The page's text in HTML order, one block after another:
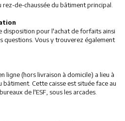
de-chaussée du bâtiment principal.
disposition pour l'achat de forfaits ainsi
questions. Vous y trouverez également
ligne (hors livraison à domicile) a lieu à
Cette caisse est située face au
de l'ESF, sous les arcades.